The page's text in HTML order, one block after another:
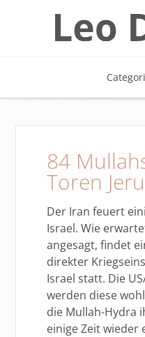
84
Toren
Der Iran feuert
Israel. Wie
angesagt, findet
direkter
Israel statt. Die
werden diese
die Mullah-Hydra
einige Zeit wieder